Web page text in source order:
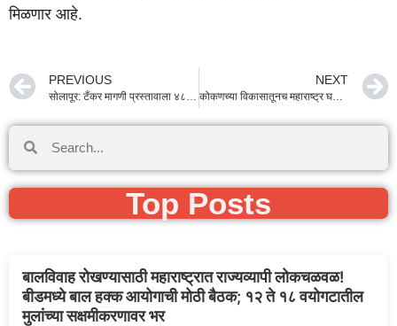
मिळणार आहे.
PREVIOUS
सोलापूर: टँकर मागणी प्रस्तावाला ४८ तासात मंजुरी द्या! पालकमंत्री जयकुमार गोरे यांचे कडक निर्देश
NEXT
कोकणच्या विकासातूनच महाराष्ट्र घडणार; उपमुख्यमंत्री सुनेत्रा अजित पवार यांच्या हस्ते रोह्यात विविध विकासकामांचे भूमिपूजन
Top Posts
बालविवाह रोखण्यासाठी महाराष्ट्रात राज्यव्यापी लोकचळवळ!
बीडमध्ये बाल हक्क आयोगाची मोठी बैठक; १२ ते १८ वयोगटातील
मुलांच्या सक्षमीकरणावर भर